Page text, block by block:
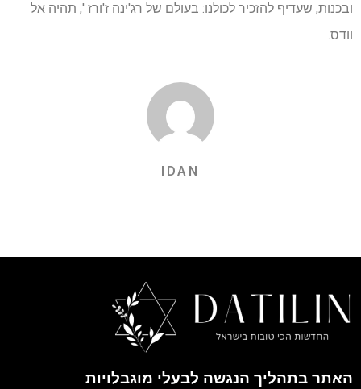
ובכנות, שעדיף להזכיר לכולנו: בעולם של רג'ינה ז'ורז ', תהיה אל
וודס.
IDAN
האתר בתהליך הנגשה לבעלי מוגבלויות